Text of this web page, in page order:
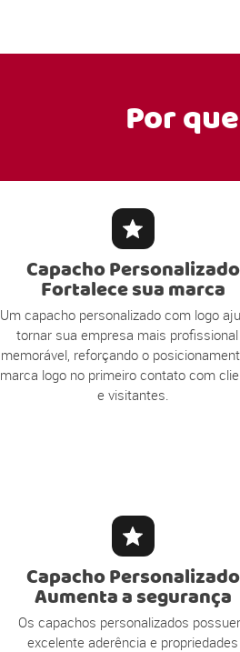
Por
Capacho Personalizado
Fortalece sua marca
Um capacho personalizado com logo
tornar sua empresa mais profissional
memorável, reforçando o
marca logo no primeiro contato com
e visitantes.
Capacho Personalizado
Aumenta a segurança
Os capachos personalizados
excelente aderência e propriedades